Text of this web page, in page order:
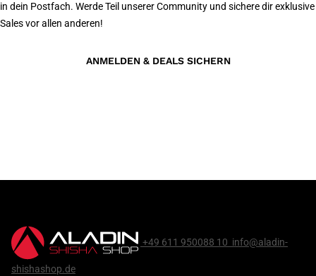
in dein Postfach. Werde Teil unserer Community und sichere dir exklusive
Sales vor allen anderen!
ANMELDEN & DEALS SICHERN
+49 611 950088 10 info@aladin-
shishashop.de